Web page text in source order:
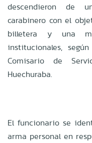
descendieron de
carabinero con el
billetera y una
institucionales,
Comisario de
Huechuraba.
El funcionario se
arma personal en